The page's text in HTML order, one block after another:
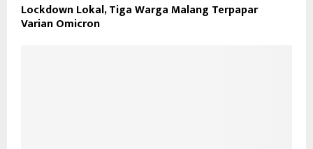
Lockdown Lokal, Tiga Warga Malang Terpapar
Varian Omicron